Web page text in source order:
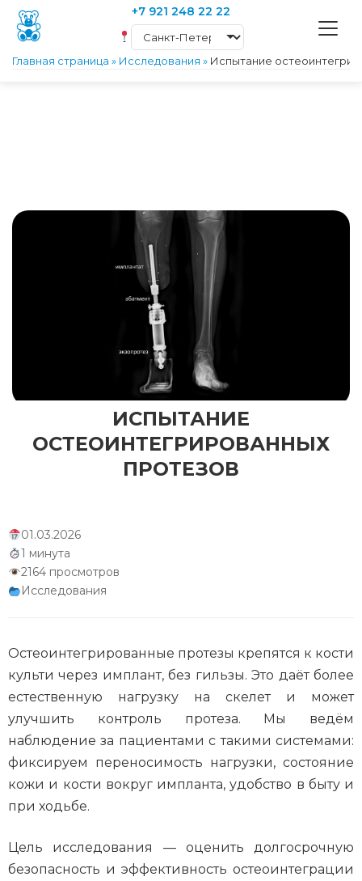
+7 921 248 22 22
Главная страница » Исследования » Испытание
ИСПЫТАНИЕ
ОСТЕОИНТЕГРИРОВАННЫХ
ПРОТЕЗОВ
01.03.2026
1 минута
2164 просмотров
Исследования
Остеоинтегрированные протезы крепятся к кости
культи через имплант, без гильзы. Это даёт более
естественную нагрузку на скелет и может
улучшить контроль протеза. Мы ведём
наблюдение за пациентами с такими системами:
фиксируем переносимость нагрузки, состояние
кожи и кости вокруг импланта, удобство в быту и
при ходьбе.
Цель исследования — оценить долгосрочную
безопасность и эффективность остеоинтеграции